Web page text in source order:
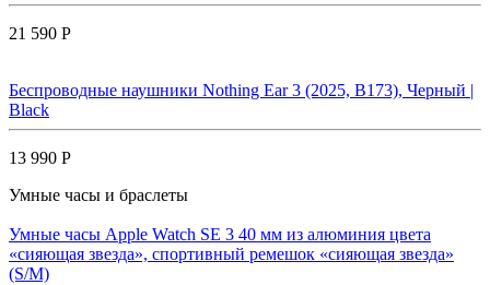
21 590 Р
Беспроводные наушники Nothing Ear 3 (2025, B173), Черный |
Black
13 990 Р
Умные часы и браслеты
Умные часы Apple Watch SE 3 40 мм из алюминия цвета
«сияющая звезда», спортивный ремешок «сияющая звезда»
(S/M)